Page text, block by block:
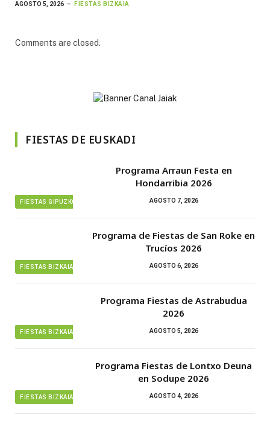
AGOSTO 5, 2026 FIESTAS BIZKAIA
Comments are closed.
FIESTAS DE EUSKADI
FIESTAS GIPUZKOA
Programa Arraun Festa en
Hondarribia 2026
AGOSTO 7, 2026
FIESTAS BIZKAIA
Programa de Fiestas de San Roke en
Trucíos 2026
AGOSTO 6, 2026
FIESTAS BIZKAIA
Programa Fiestas de Astrabudua
2026
AGOSTO 5, 2026
FIESTAS BIZKAIA
Programa Fiestas de Lontxo Deuna
en Sodupe 2026
AGOSTO 4, 2026